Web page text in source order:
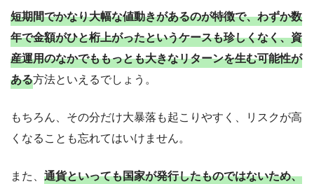
短期間でかなり大幅な値動きがあるのが特徴で、わずか数
年で金額がひと桁上がったというケースも珍しくなく、資
産運用のなかでももっとも大きなリターンを生む可能性が
ある方法といえるでしょう。
もちろん、その分だけ大暴落も起こりやすく、リスクが高
くなることも忘れてはいけません。
また、 通貨といっても国家が発行したものではないため、